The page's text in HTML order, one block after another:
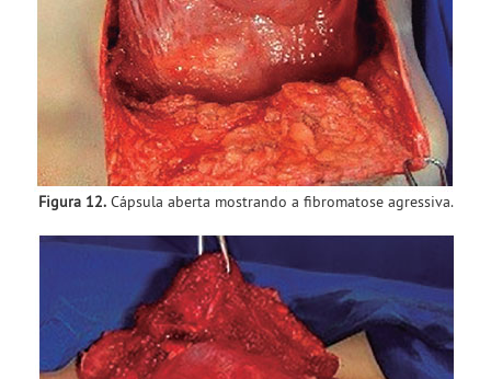
Figura 12.Cápsula aberta mostrando a fibromatose agressiva.